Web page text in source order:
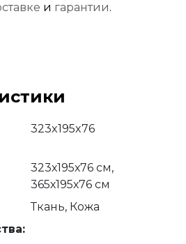
и гарантии.
323x195x76
323х195х76 см,
365х195х76 см
Ткань, Кожа